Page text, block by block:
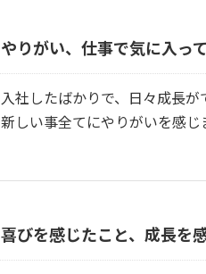
やりがい、仕事で気に入っ
入社したばかりで、日々成長が
新しい事全てにやりがいを感じ
喜びを感じたこと、成長を